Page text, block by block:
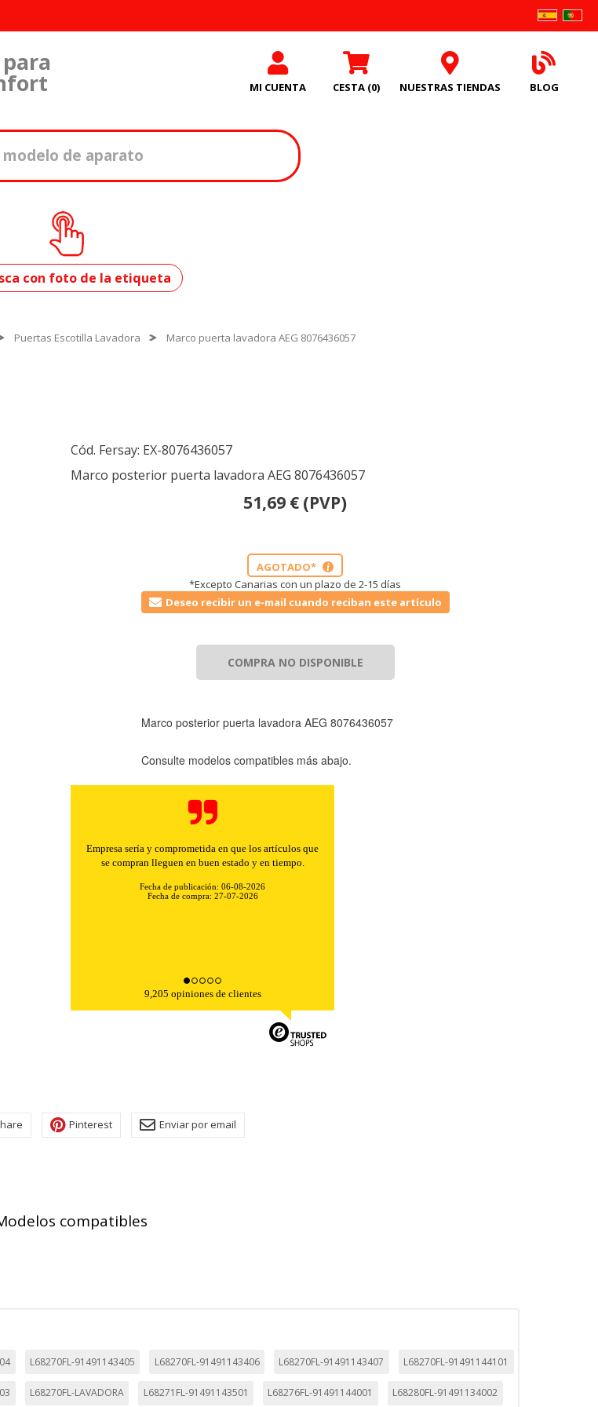
MI CUENTA CESTA (0) NUESTRAS TIENDAS BLOG
tu modelo?
con foto de la etiqueta
Puertas Escotilla Lavadora Marco puerta lavadora AEG 8076436057
Cód. Fersay: EX-8076436057
Marco posterior puerta lavadora AEG 8076436057
51,69 € (PVP)
AGOTADO* i
*Excepto Canarias con un plazo de 2-15 días
Deseo recibir un e-mail cuando reciban este artículo
COMPRA NO DISPONIBLE
Marco posterior puerta lavadora AEG 8076436057
Consulte modelos compatibles más abajo.
Empresa sería y comprometida en que los artículos que
se compran lleguen en buen estado y en tiempo.
Fecha de publicación: 06-08-2026
Fecha de compra: 27-07-2026
9,205 opiniones de clientes
Pinterest Enviar por email
compatibles
L68270FL-91491143405 L68270FL-91491143406 L68270FL-91491143407 L68270FL-91491144101
L68270FL-LAVADORA L68271FL-91491143501 L68276FL-91491144001 L68280FL-91491134002